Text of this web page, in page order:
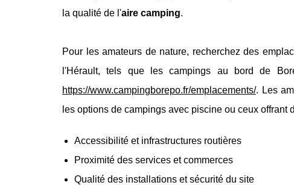
la qualité de l'aire camping.
Pour les amateurs de nature, recherchez des
l'Hérault, tels que les campings au bord de
https://www.campingborepo.fr/emplacements/. Les
les options de campings avec piscine ou ceux
Accessibilité et infrastructures routières
Proximité des services et commerces
Qualité des installations et sécurité du site